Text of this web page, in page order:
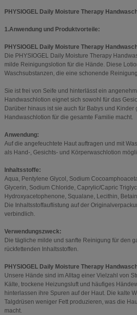
PHYSIOGEL Daily Moisture Therapy
1.Anwendung und Produktvorteile:
PHYSIOGEL Daily Moisture Therapy
Die PHYSIOGEL Daily Moisture Therapy
milde Reinigungslotion für die Hände. Diese
Waschsubstanzen, die eine schonende
Sie ist frei von Seife und hinterlässt ein
Handwaschlotion eignet sich sowohl für das
Darüber hinaus ist sie auch für Babys und
Handwaschlotion für die gesamte Familie macht.
Anwendung:
Auf die angefeuchtete Haut auftragen und mit
als Hand-, Gesichts- und Körperwaschlotion
Inhaltsstoffe:
Aqua, Pentylene Glycol, Sodium
Glycerin, Sodium Chloride, Caprylic/Capric
Hydroxyacetophenone, Squalane, Lecithin,
Die Inhaltsstoffauflistung auf der
verbindlich.
Verwendungszweck:
Die tägliche milde und sanfte Reinigung für den
rückfettenden Inhaltsstoffen.
PHYSIOGEL Daily Moisture Therapy
Unsere Hände sind im Alltag einer Vielzahl von
Kälte, trockene Heizungsluft und häufiges
hinterlassen ihre Spuren auf der Haut. Die kalte
Talgdrüsen weniger Fett produzieren, was die
macht.